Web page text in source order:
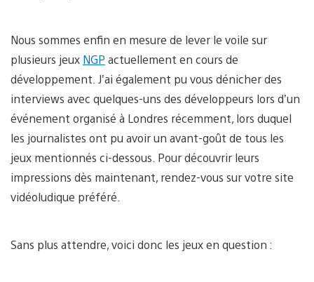
Nous sommes enfin en mesure de lever le voile sur
plusieurs jeux NGP actuellement en cours de
développement. J’ai également pu vous dénicher des
interviews avec quelques-uns des développeurs lors d’un
événement organisé à Londres récemment, lors duquel
les journalistes ont pu avoir un avant-goût de tous les
jeux mentionnés ci-dessous. Pour découvrir leurs
impressions dès maintenant, rendez-vous sur votre site
vidéoludique préféré.
Sans plus attendre, voici donc les jeux en question :